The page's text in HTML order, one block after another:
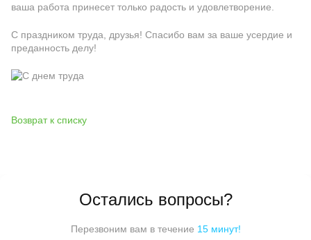
ваша работа принесет только радость и удовлетворение.
С праздником труда, друзья! Спасибо вам за ваше усердие и
преданность делу!
Возврат к списку
Остались вопросы?
Перезвоним вам в течение 15 минут!